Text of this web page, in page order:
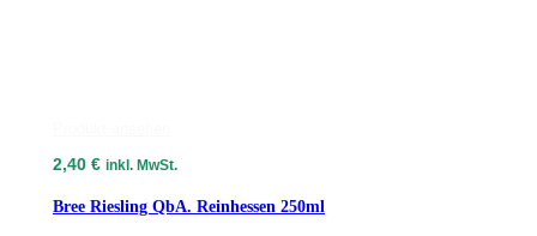
2,40 € inkl. MwSt.
Bree Riesling QbA. Reinhessen 250ml